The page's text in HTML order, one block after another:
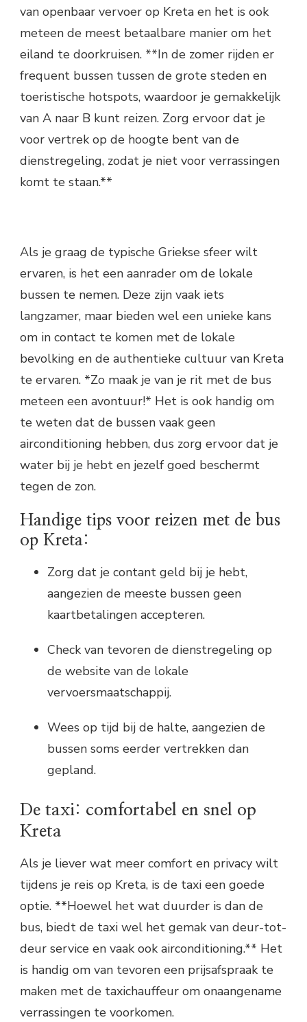
van openbaar vervoer op Kreta en het is ook
meteen de meest betaalbare manier om het
eiland te doorkruisen. **In de zomer rijden er
frequent bussen tussen de grote steden en
toeristische hotspots, waardoor je gemakkelijk
van A naar B kunt reizen. Zorg ervoor dat je
voor vertrek op de hoogte bent van de
dienstregeling, zodat je niet voor verrassingen
komt te staan.**
Als je graag de typische Griekse sfeer wilt
ervaren, is het een aanrader om de lokale
bussen te nemen. Deze zijn vaak iets
langzamer, maar bieden wel een unieke kans
om in contact te komen met de lokale
bevolking en de authentieke cultuur van Kreta
te ervaren. *Zo maak je van je rit met de bus
meteen een avontuur!* Het is ook handig om
te weten dat de bussen vaak geen
airconditioning hebben, dus zorg ervoor dat je
water bij je hebt en jezelf goed beschermt
tegen de zon.
Handige tips voor reizen met de bus
op Kreta:
Zorg dat je contant geld bij je hebt,
aangezien de meeste bussen geen
kaartbetalingen accepteren.
Check van tevoren de dienstregeling op
de website van de lokale
vervoersmaatschappij.
Wees op tijd bij de halte, aangezien de
bussen soms eerder vertrekken dan
gepland.
De taxi: comfortabel en snel op
Kreta
Als je liever wat meer comfort en privacy wilt
tijdens je reis op Kreta, is de taxi een goede
optie. **Hoewel het wat duurder is dan de
bus, biedt de taxi wel het gemak van deur-tot-
deur service en vaak ook airconditioning.** Het
is handig om van tevoren een prijsafspraak te
maken met de taxichauffeur om onaangename
verrassingen te voorkomen.